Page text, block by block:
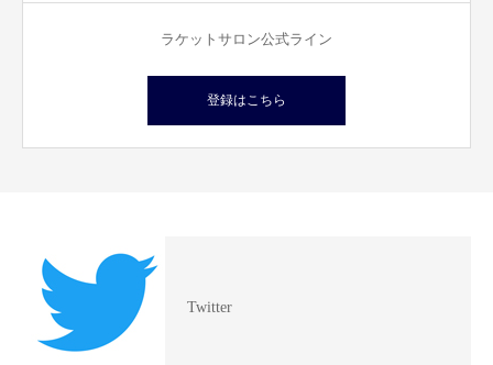
ラケットサロン公式ライン
登録はこちら
Twitter